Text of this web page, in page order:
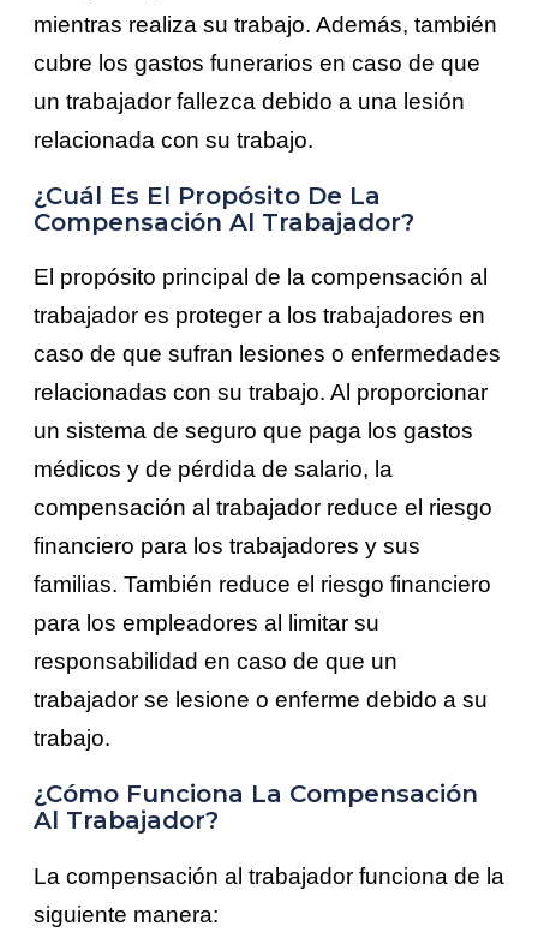
mientras realiza su trabajo. Además, también
cubre los gastos funerarios en caso de que
un trabajador fallezca debido a una lesión
relacionada con su trabajo.
¿Cuál Es El Propósito De La
Compensación Al Trabajador?
El propósito principal de la compensación al
trabajador es proteger a los trabajadores en
caso de que sufran lesiones o enfermedades
relacionadas con su trabajo. Al proporcionar
un sistema de seguro que paga los gastos
médicos y de pérdida de salario, la
compensación al trabajador reduce el riesgo
financiero para los trabajadores y sus
familias. También reduce el riesgo financiero
para los empleadores al limitar su
responsabilidad en caso de que un
trabajador se lesione o enferme debido a su
trabajo.
¿Cómo Funciona La Compensación
Al Trabajador?
La compensación al trabajador funciona de la
siguiente manera: